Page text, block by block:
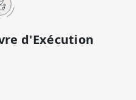
d'Exécution